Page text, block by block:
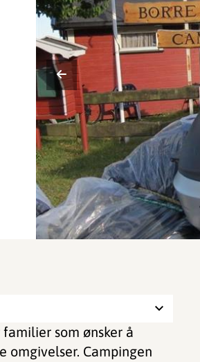
som ønsker å
omgivelser. Campingen